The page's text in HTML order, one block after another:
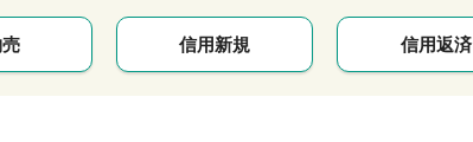
信用新規 信用返済